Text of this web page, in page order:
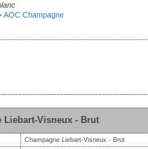
AOC Champagne
Liebart-Visneux - Brut
Champagne Liebart-Visneux - Brut